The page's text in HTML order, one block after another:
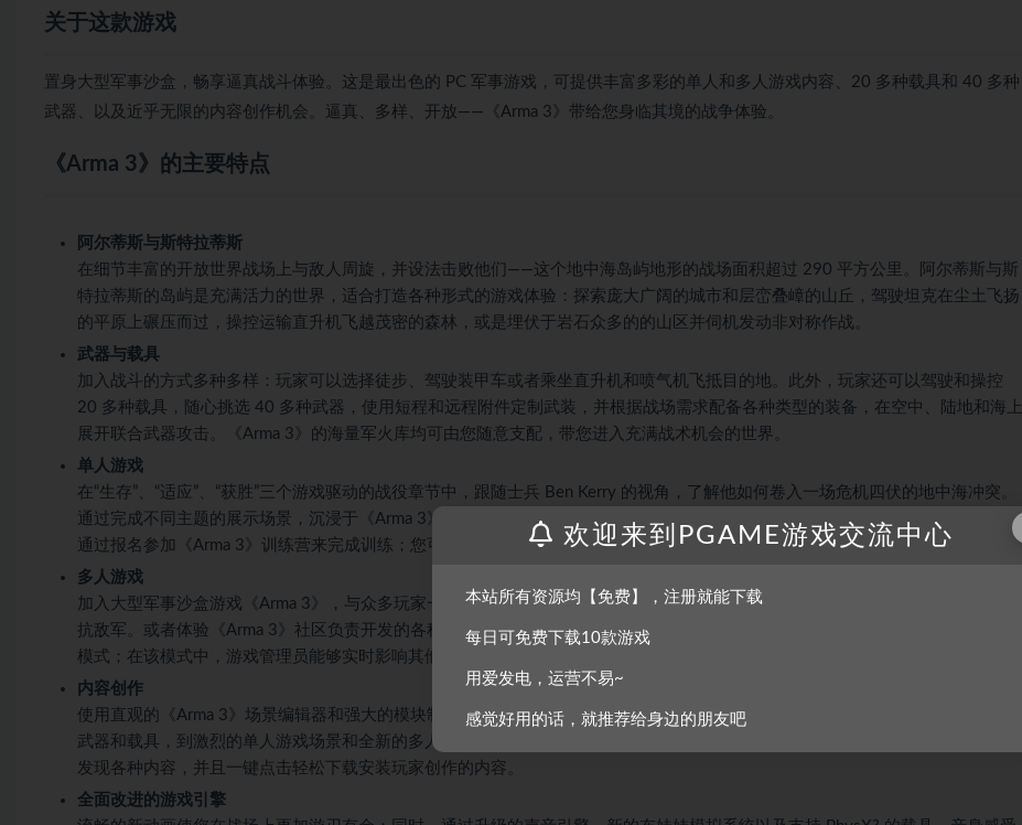
关于这款游戏
置身大型军事沙盒，畅享逼真战斗体验。这是最出色的 PC 军事游戏，可提供丰富多彩的单人和多人游戏内容、20 多种载具和 40 多种
武器、以及近乎无限的内容创作机会。逼真、多样、开放——《Arma 3》带给您身临其境的战争体验。
《Arma 3》的主要特点
阿尔蒂斯与斯特拉蒂斯
在细节丰富的开放世界战场上与敌人周旋，并设法击败他们——这个地中海岛屿地形的战场面积超过 290 平方公里。阿尔蒂斯与斯
特拉蒂斯的岛屿是充满活力的世界，适合打造各种形式的游戏体验：探索庞大广阔的城市和层峦叠嶂的山丘，驾驶坦克在尘土飞扬
的平原上碾压而过，操控运输直升机飞越茂密的森林，或是埋伏于岩石众多的的山区并伺机发动非对称作战。
武器与载具
加入战斗的方式多种多样：玩家可以选择徒步、驾驶装甲车或者乘坐直升机和喷气机飞抵目的地。此外，玩家还可以驾驶和操控
20 多种载具，随心挑选 40 多种武器，使用短程和远程附件定制武装，并根据战场需求配备各种类型的装备，在空中、陆地和海上
展开联合武器攻击。《Arma 3》的海量军火库均可由您随意支配，带您进入充满战术机会的世界。
单人游戏
在“生存”、“适应”、“获胜”三个游戏驱动的战役章节中，跟随士兵 Ben Kerry 的视角，了解他如何卷入一场危机四伏的地中海冲突。
通过完成不同主题的展示场景，沉浸于《Arma 3》多样化的游戏体验之中。完成颇具挑战性的射击演练，磨练射击和移动技巧，并
通过报名参加《Arma 3》训练营来完成训练；您可以在其中学习单人和多人教程，并体验专用的虚拟现实练习环境。
多人游戏
加入大型军事沙盒游戏《Arma 3》，与众多玩家一起在线战斗。在官方的“Defend”和“Seize”多人游戏场景中组建小队并相互协作对
抗敌军。或者体验《Arma 3》社区负责开发的各种颇具人气的非官方游戏模式。在《Arma 3 Zeus》中体验一种新形式的多人游戏
模式；在该模式中，游戏管理员能够实时影响其他玩家的战场。
内容创作
使用直观的《Arma 3》场景编辑器和强大的模块制作工具，开始创造您专属的游戏体验。畅享充满玩家创作内容的平台，从定制的
武器和载具，到激烈的单人游戏场景和全新的多人游戏模式等等，总有一样让您欲罢不能。在《Arma 3》Steam 创意工坊上分享和
发现各种内容，并且一键点击轻松下载安装玩家创作的内容。
全面改进的游戏引擎
欢迎来到PGAME游戏交流中心
本站所有资源均【免费】，注册就能下载
每日可免费下载10款游戏
用爱发电，运营不易~
感觉好用的话，就推荐给身边的朋友吧